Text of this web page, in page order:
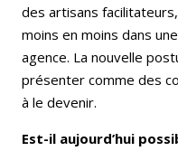
des artisans
moins en moins dans
agence. La nouvelle
présenter comme des
à le devenir.
Est-il aujourd’hui